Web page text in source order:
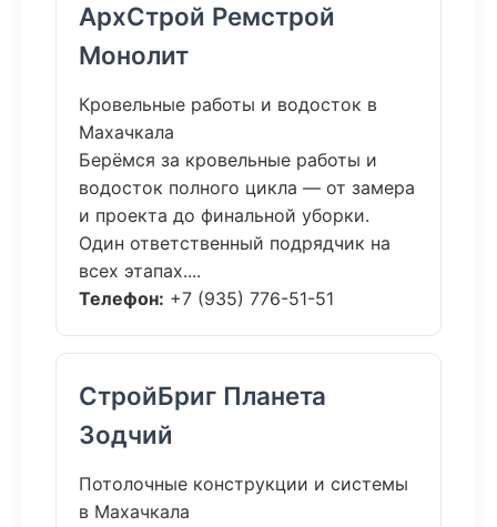
АрхСтрой Ремстрой
Монолит
Кровельные работы и водосток в
Махачкала
Берёмся за кровельные работы и
водосток полного цикла — от замера
и проекта до финальной уборки.
Один ответственный подрядчик на
всех этапах....
Телефон: +7 (935) 776-51-51
СтройБриг Планета
Зодчий
Потолочные конструкции и системы
в Махачкала